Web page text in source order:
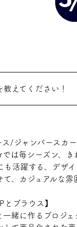
えてください！
/ジャンパースカー
は毎シーズン、き
活躍する、デザ
、カジュアルな雰
ブラウス】
一緒に作るプロジ